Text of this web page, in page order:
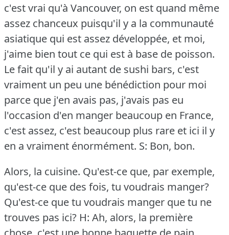
c'est vrai qu'à Vancouver, on est quand même
assez chanceux puisqu'il y a la communauté
asiatique qui est assez développée, et moi,
j'aime bien tout ce qui est à base de poisson.
Le fait qu'il y ai autant de sushi bars, c'est
vraiment un peu une bénédiction pour moi
parce que j'en avais pas, j'avais pas eu
l'occasion d'en manger beaucoup en France,
c'est assez, c'est beaucoup plus rare et ici il y
en a vraiment énormément. S: Bon, bon.
Alors, la cuisine. Qu'est-ce que, par exemple,
qu'est-ce que des fois, tu voudrais manger?
Qu'est-ce que tu voudrais manger que tu ne
trouves pas ici? H: Ah, alors, la première